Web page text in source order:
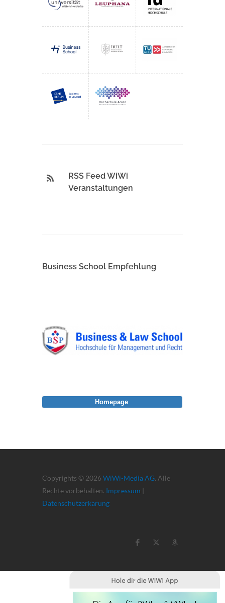
RSS Feed WiWi
Veranstaltungen
Business School Empfehlung
Copyrights © 2026 WiWi-Media AG. Alle
Rechte vorbehalten. Impressum |
Datenschutzerkärung
Homepage